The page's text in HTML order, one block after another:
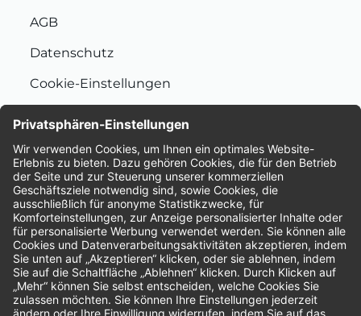
AGB
Datenschutz
Cookie-Einstellungen
Bewertungen